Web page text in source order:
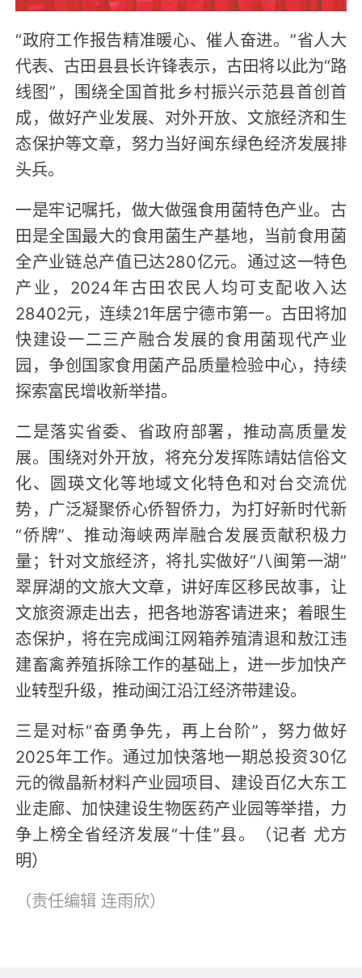
“政府工作报告精准暖心、催人奋进。”省人大
代表、古田县县长许锋表示，古田将以此为“路
线图”，围绕全国首批乡村振兴示范县首创首
成，做好产业发展、对外开放、文旅经济和生
态保护等文章，努力当好闽东绿色经济发展排
头兵。
一是牢记嘱托，做大做强食用菌特色产业。古
田是全国最大的食用菌生产基地，当前食用菌
全产业链总产值已达280亿元。通过这一特色
产业，2024年古田农民人均可支配收入达
28402元，连续21年居宁德市第一。古田将加
快建设一二三产融合发展的食用菌现代产业
园，争创国家食用菌产品质量检验中心，持续
探索富民增收新举措。
二是落实省委、省政府部署，推动高质量发
展。围绕对外开放，将充分发挥陈靖姑信俗文
化、圆瑛文化等地域文化特色和对台交流优
势，广泛凝聚侨心侨智侨力，为打好新时代新
“侨牌”、推动海峡两岸融合发展贡献积极力
量；针对文旅经济，将扎实做好“八闽第一湖”
翠屏湖的文旅大文章，讲好库区移民故事，让
文旅资源走出去，把各地游客请进来；着眼生
态保护，将在完成闽江网箱养殖清退和敖江违
建畜禽养殖拆除工作的基础上，进一步加快产
业转型升级，推动闽江沿江经济带建设。
三是对标“奋勇争先，再上台阶”，努力做好
2025年工作。通过加快落地一期总投资30亿
元的微晶新材料产业园项目、建设百亿大东工
业走廊、加快建设生物医药产业园等举措，力
争上榜全省经济发展“十佳”县。（记者 尤方
明）
（责任编辑 连雨欣）